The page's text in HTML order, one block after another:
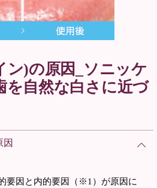
ン)の原因_ソニッケ
を自然な白さに近づ
因
要因と内的要因（※1）が原因に